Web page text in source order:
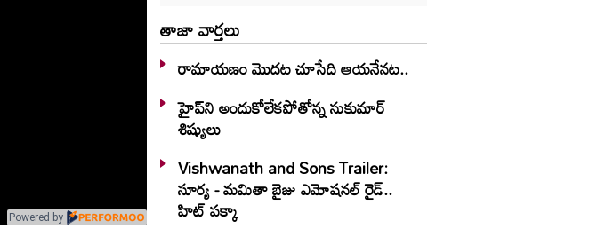
Powered by
తాజా వార్తలు
రామాయణం మొదట చూసేది ఆయనేనట..
హైప్‌ని అందుకోలేకపోతోన్న సుకుమార్
శిష్యులు
Vishwanath and Sons Trailer:
సూర్య - మమితా బైజు ఎమోషనల్ రైడ్..
హిట్ పక్కా